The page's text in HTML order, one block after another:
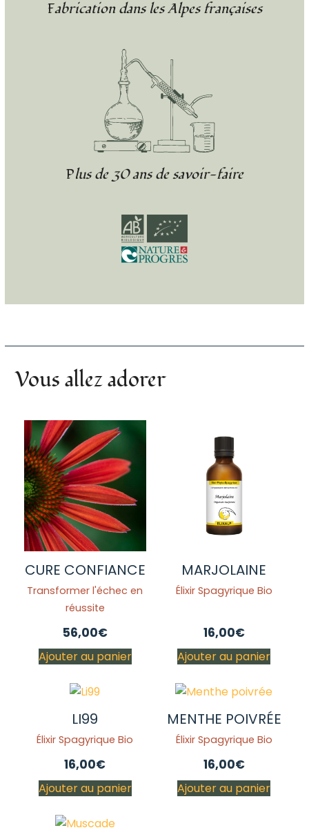
Fabrication dans les Alpes françaises
Plus de 30 ans de savoir-faire
Vous allez adorer
CURE CONFIANCE
Transformer l'échec en
réussite
56,00€
Ajouter au panier
MARJOLAINE
Élixir Spagyrique Bio
16,00€
Ajouter au panier
LI99
Élixir Spagyrique Bio
16,00€
Ajouter au panier
MENTHE POIVRÉE
Élixir Spagyrique Bio
16,00€
Ajouter au panier